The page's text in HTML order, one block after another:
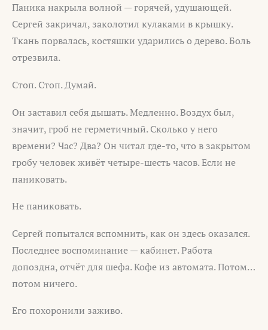
Паника накрыла волной — горячей, удушающей.
Сергей закричал, заколотил кулаками в крышку.
Ткань порвалась, костяшки ударились о дерево. Боль
отрезвила.
Стоп. Стоп. Думай.
Он заставил себя дышать. Медленно. Воздух был,
значит, гроб не герметичный. Сколько у него
времени? Час? Два? Он читал где-то, что в закрытом
гробу человек живёт четыре-шесть часов. Если не
паниковать.
Не паниковать.
Сергей попытался вспомнить, как он здесь оказался.
Последнее воспоминание — кабинет. Работа
допоздна, отчёт для шефа. Кофе из автомата. Потом…
потом ничего.
Его похоронили заживо.